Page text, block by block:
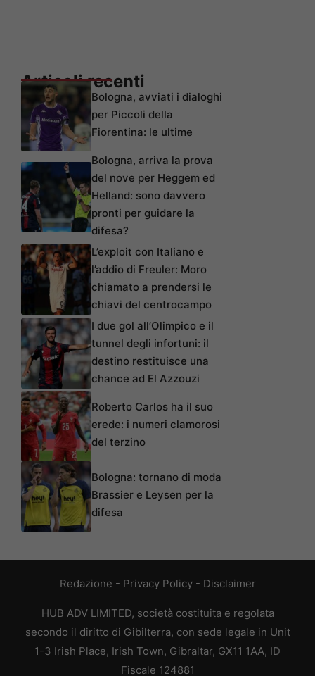
Articoli recenti
Bologna, avviati i dialoghi
per Piccoli della
Fiorentina: le ultime
Bologna, arriva la prova
del nove per Heggem ed
Helland: sono davvero
pronti per guidare la
difesa?
L’exploit con Italiano e
l’addio di Freuler: Moro
chiamato a prendersi le
chiavi del centrocampo
I due gol all’Olimpico e il
tunnel degli infortuni: il
destino restituisce una
chance ad El Azzouzi
Roberto Carlos ha il suo
erede: i numeri clamorosi
del terzino
Bologna: tornano di moda
Brassier e Leysen per la
difesa
Redazione - Privacy Policy- Disclaimer
HUB ADV LIMITED, società costituita e regolata
secondo il diritto di Gibilterra, con sede legale in Unit
1-3 Irish Place, Irish Town, Gibraltar, GX11 1AA, ID
Fiscale 124881